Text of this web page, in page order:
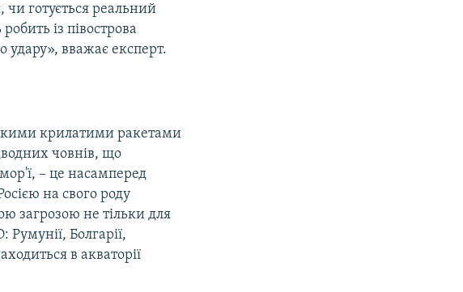
готується реальний
із півострова
удару», вважає експерт.
крилатими ракетами
човнів, що
– це насамперед
на свого роду
загрозою не тільки для
Болгарії,
в акваторії